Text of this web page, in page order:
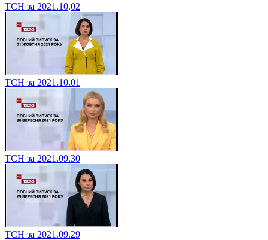
ТСН за 2021.10,02
ТСН за 2021.10.01
ТСН за 2021.09.30
ТСН за 2021.09.29